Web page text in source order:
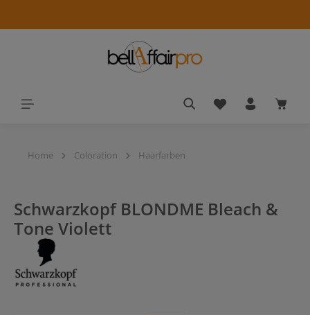
Du hast 0
Home Coloration Haarfarben
Schwarzkopf BLONDME Bleach &
Tone Violett